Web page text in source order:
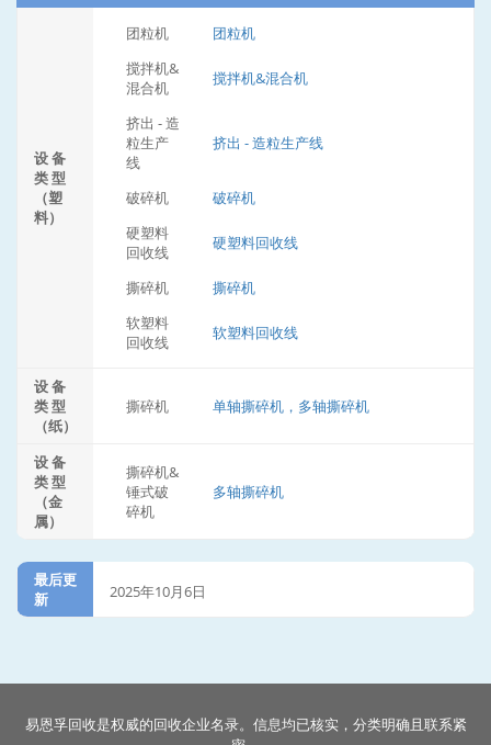
设 备
类 型
（塑
料）
团粒机
团粒机
搅拌机&
混合机
搅拌机&混合机
挤出 - 造
粒生产
线
挤出 - 造粒生产线
破碎机
破碎机
硬塑料
回收线
硬塑料回收线
撕碎机
撕碎机
软塑料
回收线
软塑料回收线
设 备
类 型
（纸）
撕碎机 单轴撕碎机，多轴撕碎机
设 备
类 型
（金
属）
撕碎机&
锤式破
碎机
多轴撕碎机
最后更
新
2025年10月6日
易恩孚回收是权威的回收企业名录。信息均已核实，分类明确且联系紧